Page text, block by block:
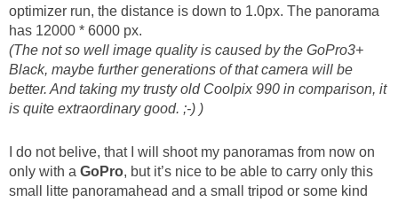
optimizer run, the distance is down to 1.0px. The panorama
has 12000 * 6000 px.
(The not so well image quality is caused by the GoPro3+
Black, maybe further generations of that camera will be
better. And taking my trusty old Coolpix 990 in comparison, it
is quite extraordinary good. ;-) )
I do not belive, that I will shoot my panoramas from now on
only with a GoPro, but it’s nice to be able to carry only this
small litte panoramahead and a small tripod or some kind